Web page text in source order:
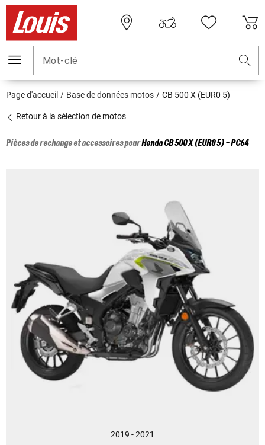
Mot-clé
Page d'accueil Base de données motos CB 500 X (EUR0 5)
Retour à la sélection de motos
Pièces de rechange et accessoires pourHondaCB 500 X (EUR0 5) - PC64
2019 - 2021